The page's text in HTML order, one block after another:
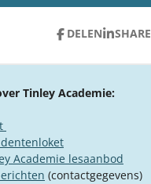
DELEN SHARE
Tinley Academie:
Academie lesaanbod
(contactgegevens)